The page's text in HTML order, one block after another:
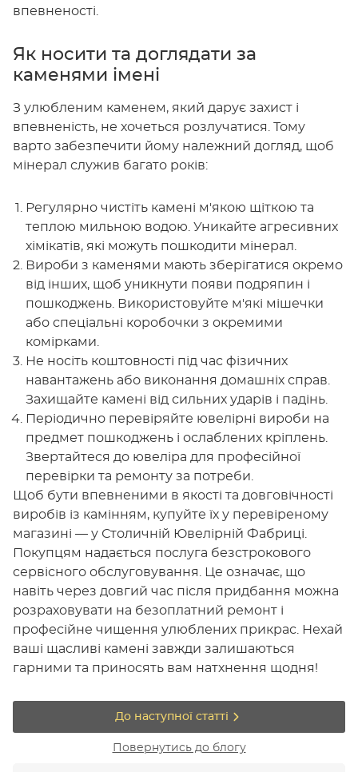
впевненості.
Як носити та доглядати за
каменями імені
З улюбленим каменем, який дарує захист і
впевненість, не хочеться розлучатися. Тому
варто забезпечити йому належний догляд, щоб
мінерал служив багато років:
Регулярно чистіть камені м'якою щіткою та
теплою мильною водою. Уникайте агресивних
хімікатів, які можуть пошкодити мінерал.
Вироби з каменями мають зберігатися окремо
від інших, щоб уникнути появи подряпин і
пошкоджень. Використовуйте м'які мішечки
або спеціальні коробочки з окремими
комірками.
Не носіть коштовності під час фізичних
навантажень або виконання домашніх справ.
Захищайте камені від сильних ударів і падінь.
Періодично перевіряйте ювелірні вироби на
предмет пошкоджень і ослаблених кріплень.
Звертайтеся до ювеліра для професійної
перевірки та ремонту за потреби.
Щоб бути впевненими в якості та довговічності
виробів із камінням, купуйте їх у перевіреному
магазині — у Столичній Ювелірній Фабриці.
Покупцям надається послуга безстрокового
сервісного обслуговування. Це означає, що
навіть через довгий час після придбання можна
розраховувати на безоплатний ремонт і
професійне чищення улюблених прикрас. Нехай
ваші щасливі камені завжди залишаються
гарними та приносять вам натхнення щодня!
До наступної статті
Повернутись до блогу